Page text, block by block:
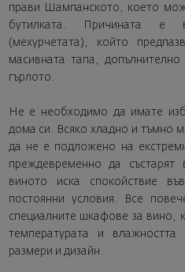
прави Шампанското, което
бутилката. Причината е
(мехурчетата), който
масивната тапа,
гърлото.
Не е необходимо да имате
дома си. Всяко хладно и тъмно
да не е подложено на
преждевременно да състарят
виното иска спокойствие
постоянни условия. Все
специалните шкафове за вино,
температурата и
размери и дизайн.